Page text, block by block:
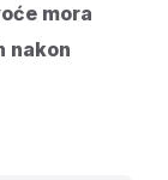
mora
nakon